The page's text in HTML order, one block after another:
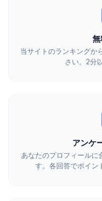
当サイトのランキングか
さい。2分
アンケ
あなたのプロフィールに
す。各回答でポイン